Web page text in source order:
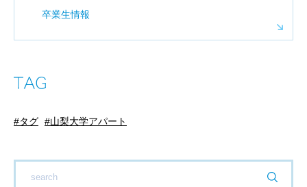
卒業生情報
タグ 山梨大学アパート